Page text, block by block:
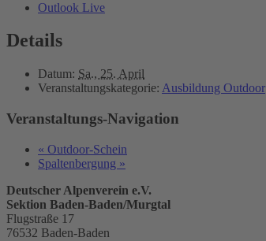
Outlook Live
Details
Datum: Sa., 25. April
Veranstaltungskategorie: Ausbildung Outdoor
Veranstaltungs-Navigation
« Outdoor-Schein
Spaltenbergung »
Deutscher Alpenverein e.V.
Sektion Baden-Baden/Murgtal
Flugstraße 17
76532 Baden-Baden